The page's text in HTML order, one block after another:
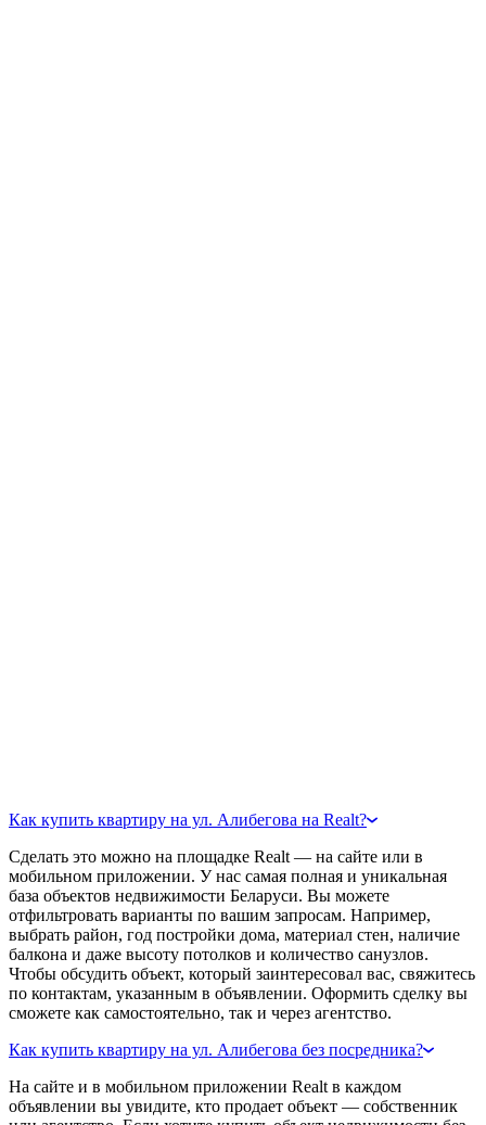
Как купить квартиру на ул. Алибегова на Realt?
Сделать это можно на площадке Realt — на сайте или в
мобильном приложении. У нас самая полная и уникальная
база объектов недвижимости Беларуси. Вы можете
отфильтровать варианты по вашим запросам. Например,
выбрать район, год постройки дома, материал стен, наличие
балкона и даже высоту потолков и количество санузлов.
Чтобы обсудить объект, который заинтересовал вас, свяжитесь
по контактам, указанным в объявлении. Оформить сделку вы
сможете как самостоятельно, так и через агентство.
Как купить квартиру на ул. Алибегова без посредника?
На сайте и в мобильном приложении Realt в каждом
объявлении вы увидите, кто продает объект — собственник